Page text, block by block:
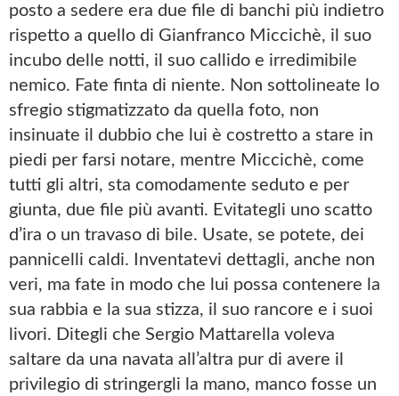
posto a sedere era due file di banchi più indietro
rispetto a quello di Gianfranco Miccichè, il suo
incubo delle notti, il suo callido e irredimibile
nemico. Fate finta di niente. Non sottolineate lo
sfregio stigmatizzato da quella foto, non
insinuate il dubbio che lui è costretto a stare in
piedi per farsi notare, mentre Miccichè, come
tutti gli altri, sta comodamente seduto e per
giunta, due file più avanti. Evitategli uno scatto
d’ira o un travaso di bile. Usate, se potete, dei
pannicelli caldi. Inventatevi dettagli, anche non
veri, ma fate in modo che lui possa contenere la
sua rabbia e la sua stizza, il suo rancore e i suoi
livori. Ditegli che Sergio Mattarella voleva
saltare da una navata all’altra pur di avere il
privilegio di stringergli la mano, manco fosse un